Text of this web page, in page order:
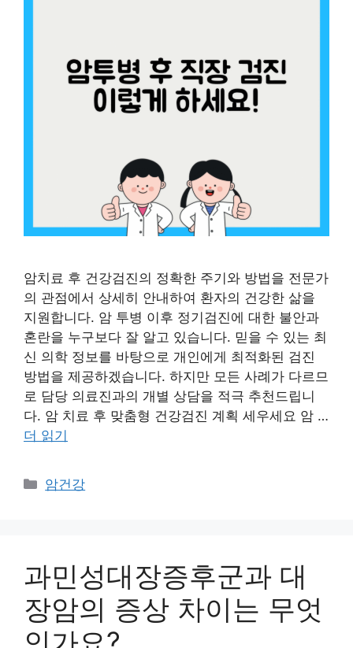
암치료 후 건강검진의 정확한 주기와 방법을 전문가
의 관점에서 상세히 안내하여 환자의 건강한 삶을
지원합니다. 암 투병 이후 정기검진에 대한 불안과
혼란을 누구보다 잘 알고 있습니다. 믿을 수 있는 최
신 의학 정보를 바탕으로 개인에게 최적화된 검진
방법을 제공하겠습니다. 하지만 모든 사례가 다르므
로 담당 의료진과의 개별 상담을 적극 추천드립니
다. 암 치료 후 맞춤형 건강검진 계획 세우세요 암 …
더 읽기
카
암건강
과민성대장증후군과 대
장암의 증상 차이는 무엇
인가요?